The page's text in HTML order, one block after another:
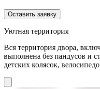
Оставить заявку
Уютная территория
Вся территория двора,
выполнена без пандусов и
детских колясок,